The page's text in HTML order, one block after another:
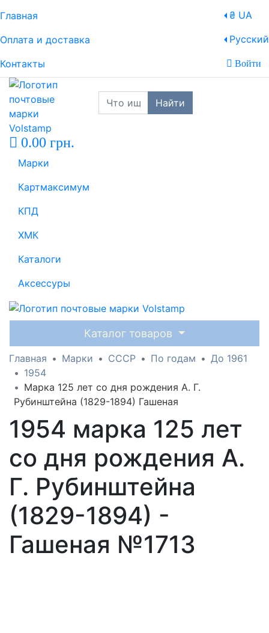
Главная
Оплата и доставка
Контакты
₴ UA
Русский
Войти
Найти
0.00 грн.
Марки
Картмаксимум
КПД
ХМК
Каталоги
Аксессуры
Каталог товаров
Главная Марки СССР По годам
До 1961
1954
Марка 125 лет со дня рождения А. Г.
Рубинштейна (1829-1894) Гашеная
1954 марка 125 лет
со дня рождения А.
Г. Рубинштейна
(1829-1894) -
Гашеная №1713